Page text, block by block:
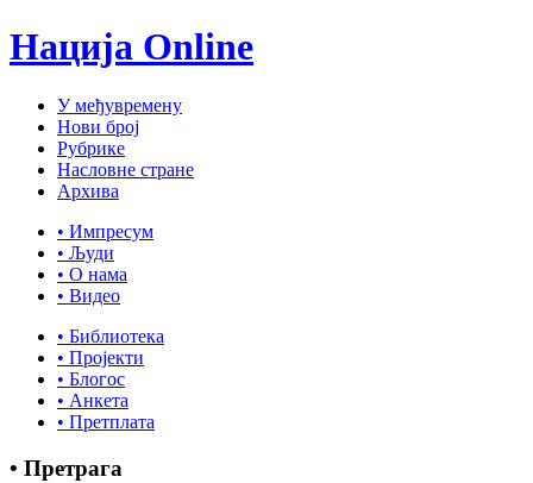
Нација Online
У међувремену
Нови број
Рубрике
Насловне стране
Архива
• Импресум
• Људи
• О нама
• Видео
• Библиотека
• Пројекти
• Блогос
• Анкета
• Претплата
• Претрага